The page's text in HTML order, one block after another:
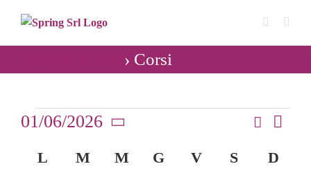
contenuto
› Corsi
Eventi
Eventi
Ricerca
Cerca
Mese
01/06/2026
Calendario
L LUNEDÌ
M MARTEDÌ
M MERCOLEDÌ
G GIOVEDÌ
V VENERDÌ
SSABATO
D